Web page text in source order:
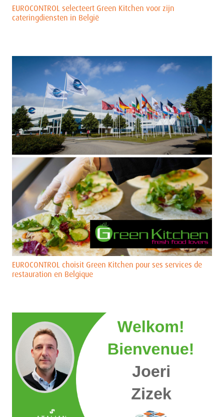
EUROCONTROL selecteert Green Kitchen voor zijn
cateringdiensten in België
EUROCONTROL choisit Green Kitchen pour ses services de
restauration en Belgique